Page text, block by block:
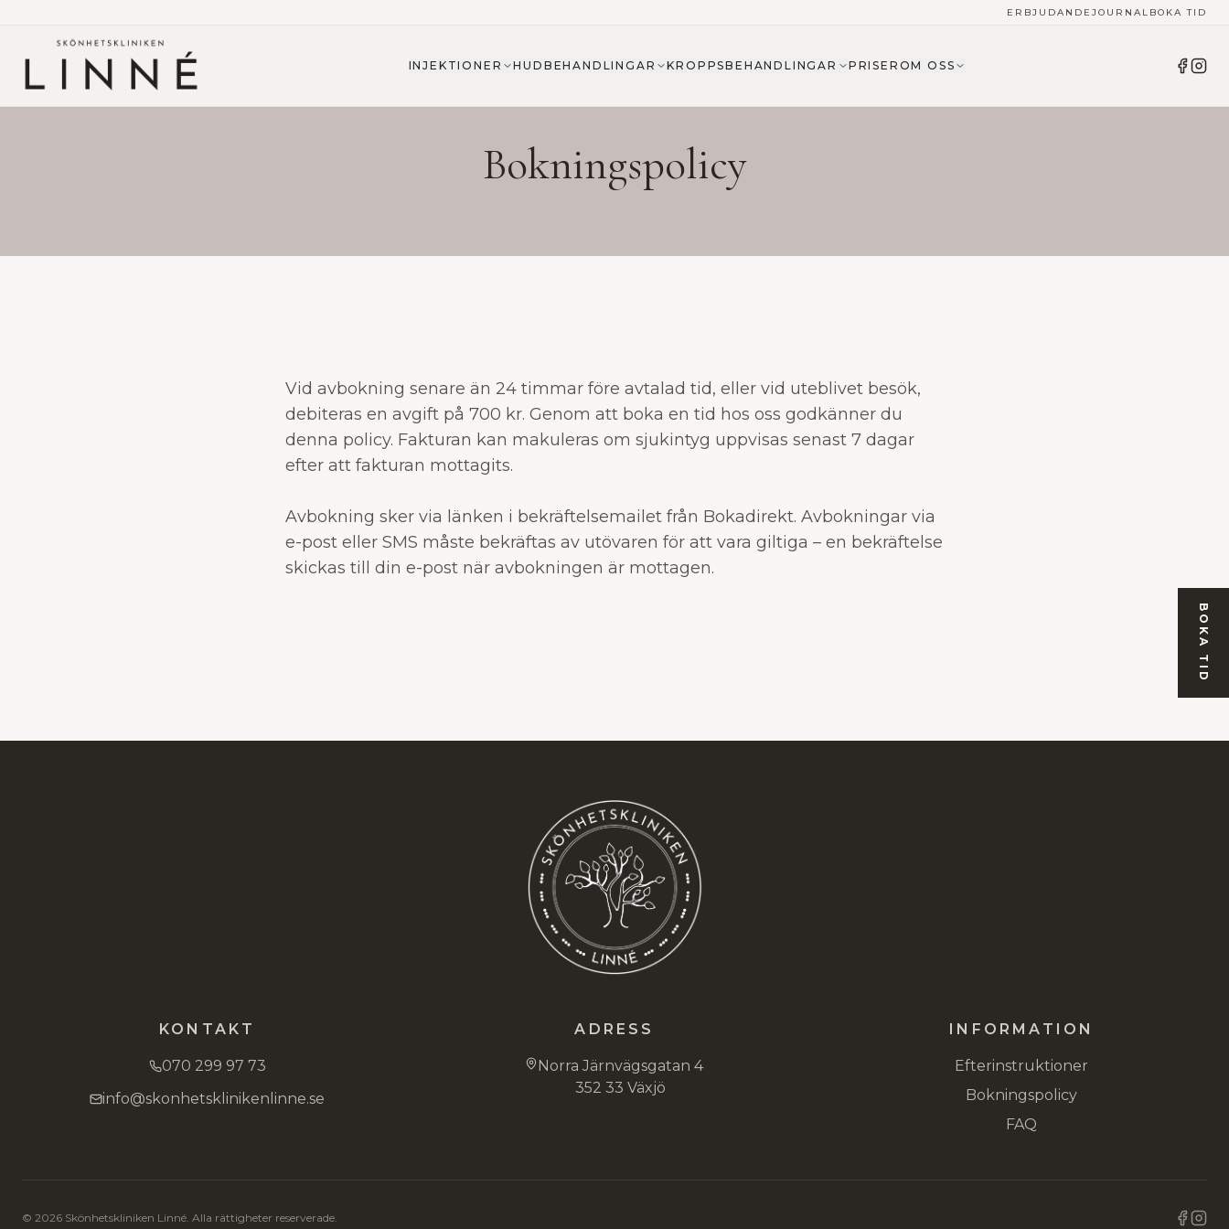
ERBJUDANDE JOURNAL BOKA TID
INJEKTIONER HUDBEHANDLINGAR KROPPSBEHANDLINGAR PRISER OM OSS
BOKA TID
Bokningspolicy
Vid avbokning senare än 24 timmar före avtalad tid, eller vid uteblivet besök,
debiteras en avgift på 700 kr. Genom att boka en tid hos oss godkänner du
denna policy. Fakturan kan makuleras om sjukintyg uppvisas senast 7 dagar
efter att fakturan mottagits.
Avbokning sker via länken i bekräftelsemailet från Bokadirekt. Avbokningar via
e-post eller SMS måste bekräftas av utövaren för att vara giltiga – en bekräftelse
skickas till din e-post när avbokningen är mottagen.
KONTAKT
070 299 97 73
info@skonhetsklinikenlinne.se
ADRESS
Norra Järnvägsgatan 4
352 33 Växjö
INFORMATION
Efterinstruktioner
Bokningspolicy
FAQ
© 2026 Skönhetskliniken Linné. Alla rättigheter reserverade.